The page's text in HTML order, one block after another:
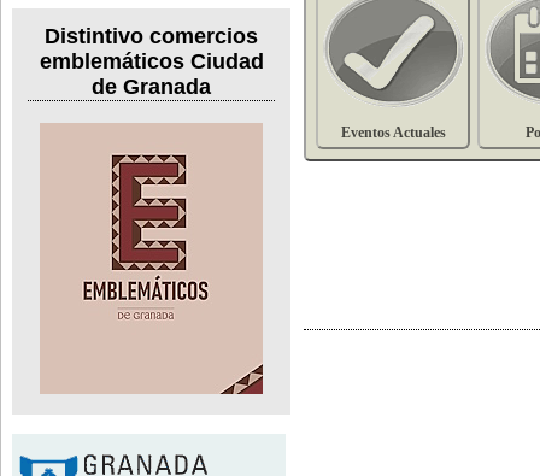
Distintivo comercios
emblemáticos Ciudad
de Granada
Eventos Actuales